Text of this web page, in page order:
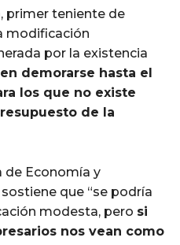
, primer teniente de
modificación
por la existencia
demorarse hasta el
los que no existe
de la
de Economía y
sostiene que “se podría
modesta, pero si
nos vean como